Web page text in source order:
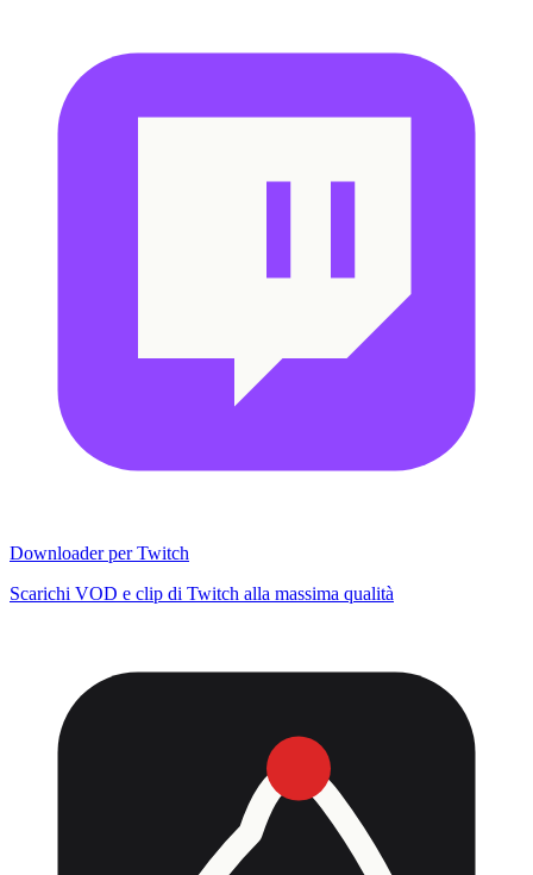
Downloader per Twitch
Scarichi VOD e clip di Twitch alla massima qualità